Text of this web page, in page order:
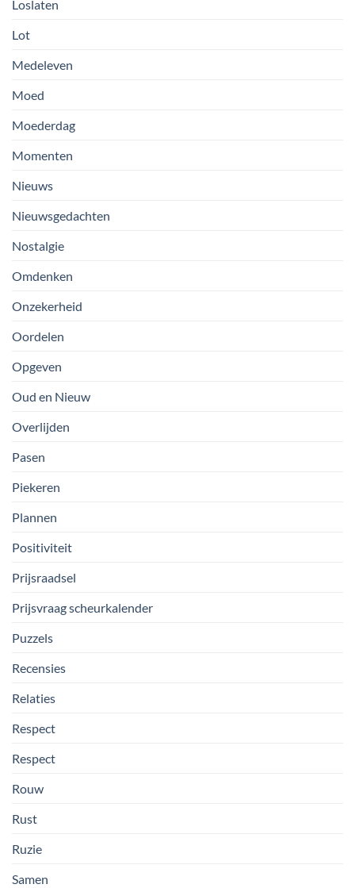
Loslaten
Lot
Medeleven
Moed
Moederdag
Momenten
Nieuws
Nieuwsgedachten
Nostalgie
Omdenken
Onzekerheid
Oordelen
Opgeven
Oud en Nieuw
Overlijden
Pasen
Piekeren
Plannen
Positiviteit
Prijsraadsel
Prijsvraag scheurkalender
Puzzels
Recensies
Relaties
Respect
Respect
Rouw
Rust
Ruzie
Samen